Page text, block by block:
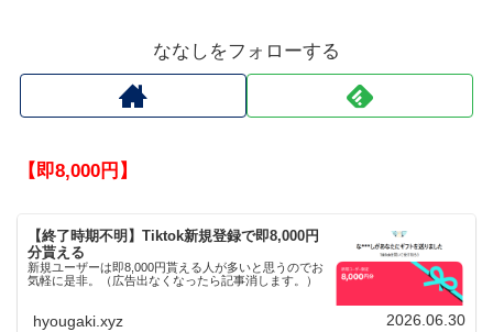
ななしをフォローする
【即8,000円】
【終了時期不明】Tiktok新規登録で即8,000円
分貰える
新規ユーザーは即8,000円貰える人が多いと思うのでお
気軽に是非。（広告出なくなったら記事消します。）
hyougaki.xyz 2026.06.30